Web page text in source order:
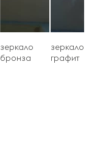
зеркало
бронза
зеркало
графит